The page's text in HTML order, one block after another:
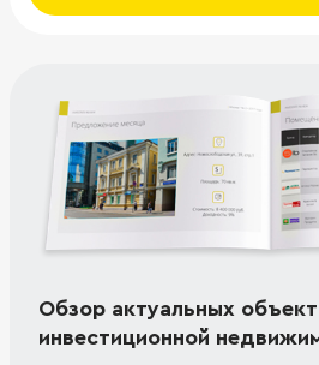
Обзор актуальных
инвестиционной